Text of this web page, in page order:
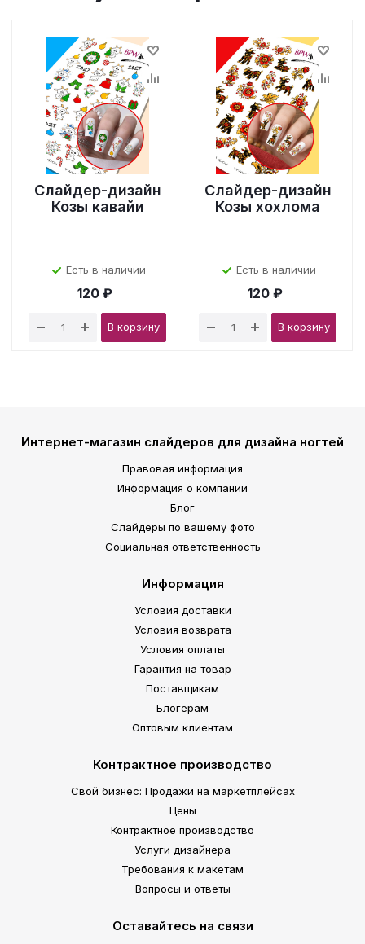
Слайдер-дизайн
Козы кавайи
Есть в наличии
120 ₽
В корзину
Слайдер-дизайн
Козы хохлома
Есть в наличии
120 ₽
В корзину
Интернет-магазин слайдеров для дизайна ногтей
Правовая информация
Информация о компании
Блог
Слайдеры по вашему фото
Социальная ответственность
Информация
Условия доставки
Условия возврата
Условия оплаты
Гарантия на товар
Поставщикам
Блогерам
Оптовым клиентам
Контрактное производство
Свой бизнес: Продажи на маркетплейсах
Цены
Контрактное производство
Услуги дизайнера
Требования к макетам
Вопросы и ответы
Оставайтесь на связи